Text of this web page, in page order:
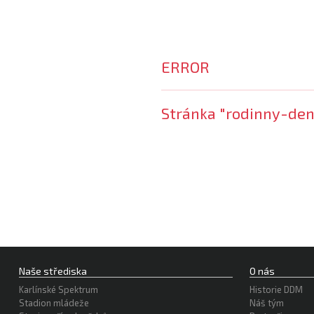
ERROR
Stránka "rodinny-
Naše střediska
Karlínské Spektrum
Stadion mládeže
O nás
Historie DDM
Náš tým